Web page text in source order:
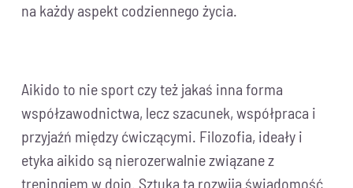
na każdy aspekt codziennego życia.
Aikido to nie sport czy też jakaś inna forma
współzawodnictwa, lecz szacunek, współpraca i
przyjaźń między ćwiczącymi. Filozofia, ideały i
etyka aikido są nierozerwalnie związane z
treningiem w dojo. Sztuka ta rozwija świadomość